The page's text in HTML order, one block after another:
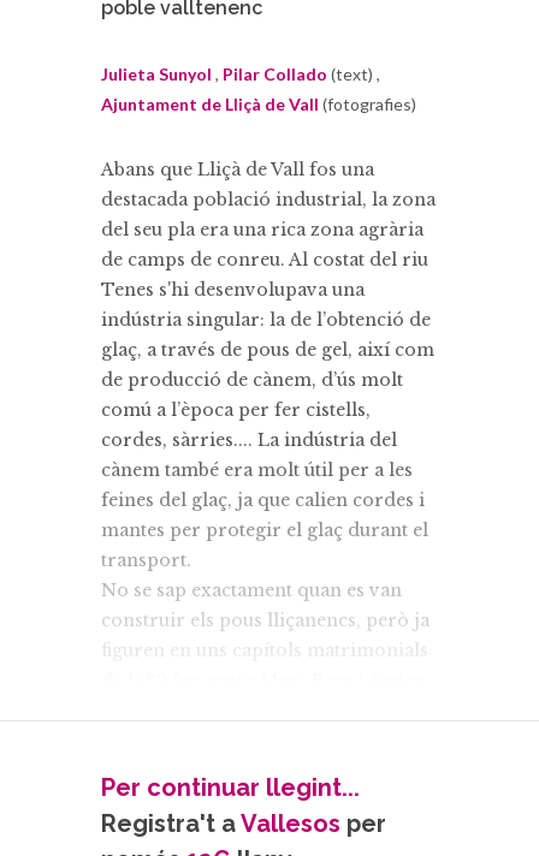
poble valltenenc
Julieta Sunyol , Pilar Collado (text) ,
Ajuntament de Lliçà de Vall (fotografies)
Abans que Lliçà de Vall fos una
destacada població industrial, la zona
del seu pla era una rica zona agrària
de camps de conreu. Al costat del riu
Tenes s'hi desenvolupava una
indústria singular: la de l’obtenció de
glaç, a través de pous de gel, així com
de producció de cànem, d’ús molt
comú a l’època per fer cistells,
cordes, sàrries.... La indústria del
cànem també era molt útil per a les
feines del glaç, ja que calien cordes i
mantes per protegir el glaç durant el
transport.
No se sap exactament quan es van
construir els pous lliçanencs, però ja
figuren en uns capítols matrimonials
de la indústria del glaç, que al Vallès
va prendre cos a les zones altes del
Per continuar llegint...
Registra't aVallesos per